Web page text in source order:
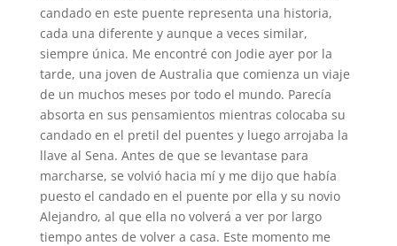
candado en este puente representa una historia,
cada una diferente y aunque a veces similar,
siempre única. Me encontré con Jodie ayer por la
tarde, una joven de Australia que comienza un viaje
de un muchos meses por todo el mundo. Parecía
absorta en sus pensamientos mientras colocaba su
candado en el pretil del puentes y luego arrojaba la
llave al Sena. Antes de que se levantase para
marcharse, se volvió hacia mí y me dijo que había
puesto el candado en el puente por ella y su novio
Alejandro, al que ella no volverá a ver por largo
tiempo antes de volver a casa. Este momento me